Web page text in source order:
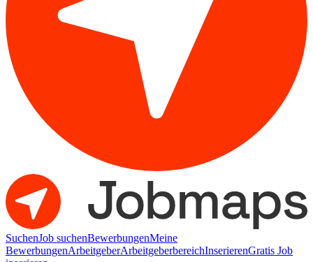
SuchenJob suchenBewerbungenMeine
BewerbungenArbeitgeberArbeitgeberbereichInserierenGratis Job